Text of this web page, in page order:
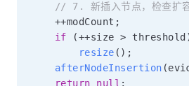
// 7. 新插入节点，检查扩
++modCount ;
if
(++size > threshold
resize ( ) ;
afterNodeInsertion (
return
null ;